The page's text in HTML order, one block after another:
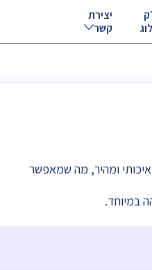
יצירת
קשר
איכותי ומהיר, מה שמאפשר
במיוחד.